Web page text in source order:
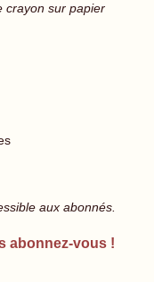
crayon sur papier
aux abonnés.
abonnez-vous !